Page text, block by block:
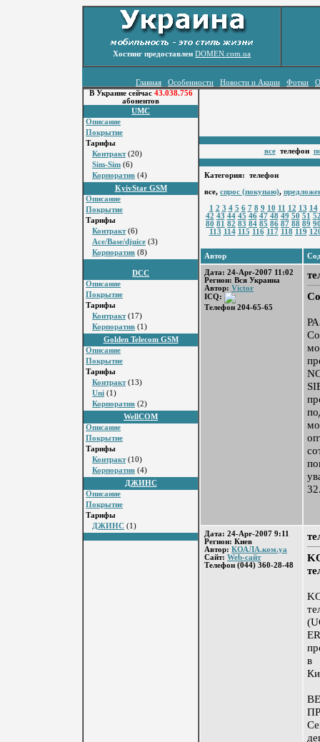
Хостинг предоставлен DOMEN.com.ua
Главная Особенности Новости и Акции Фотки
В Украине сейчас 43.038.756
абонентов
UMC
Описание
Покрытие
Тарифы
Контракт(20)
Sim-Sim (6)
Корпоратив (4)
KyivStar GSM
Описание
Покрытие
Тарифы
Контракт(6)
Ace/Base/djuice (3)
Корпоратив (8)
DCC
Описание
Покрытие
Тарифы
Контракт(17)
Корпоратив (1)
Golden Telecom GSM
Описание
Покрытие
Тарифы
Контракт(13)
Uni (1)
Корпоратив (2)
WellCOM
Описание
Покрытие
Тарифы
Контракт(10)
Корпоратив (4)
ДЖИНС
Описание
Покрытие
Тарифы
ДЖИНС (1)
всетелефон
Категория: телефон
все, спрос (покупаю),
1 2 3 4 5 6 7 8 9 10 11 12 13 14
42 43 44 45 46 47 48 49 50 51
80 81 82 83 84 85 86 87 88 89
113 114 115 116 117 118 119
Автор
Дата: 24-Apr-2007 11:02
Регион: Вся Украина
Автор: Victor
ICQ:
Телефон 204-65-65
Дата: 24-Apr-2007 9:11
Регион: Киев
Автор: КОАЛА.ком.уа
Сайт: Web-сайт
Телефон (044) 360-28-48
в